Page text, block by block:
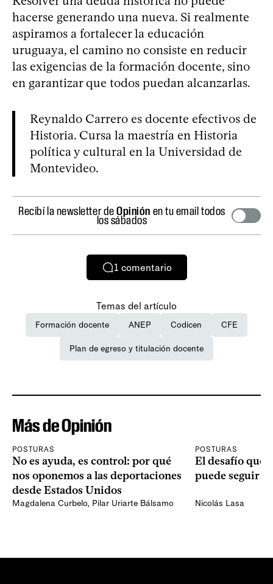
hacerse generando una nueva. Si realmente
aspiramos a fortalecer la educación
uruguaya, el camino no consiste en reducir
las exigencias de la formación docente, sino
en garantizar que todos puedan alcanzarlas.
Reynaldo Carrero es docente efectivos de
Historia. Cursa la maestría en Historia
política y cultural en la Universidad de
Montevideo.
Recibí la newsletter deOpinión en tu email todos
los sábados
1 comentario
Temas del artículo
Formación docente ANEP Codicen CFE
Plan de egreso y titulación docente
Más de Opinión
POSTURAS
No es ayuda, es control: por qué
nos oponemos a las deportaciones
desde Estados Unidos
Magdalena Curbelo, Pilar Uriarte Bálsamo
POSTURAS
El desafío que
puede seguir
Nicolás Lasa